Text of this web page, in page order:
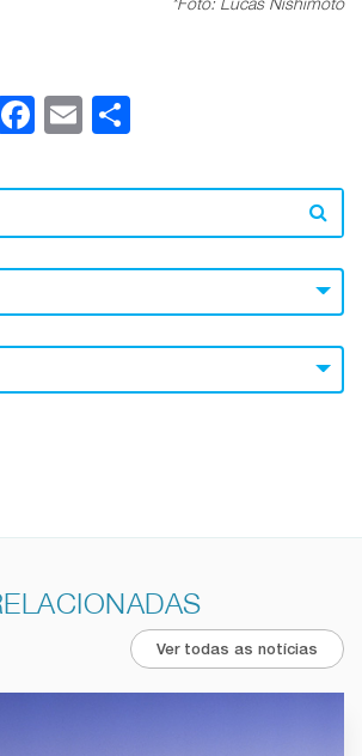
X Facebook
Email
Ver todas as notícias